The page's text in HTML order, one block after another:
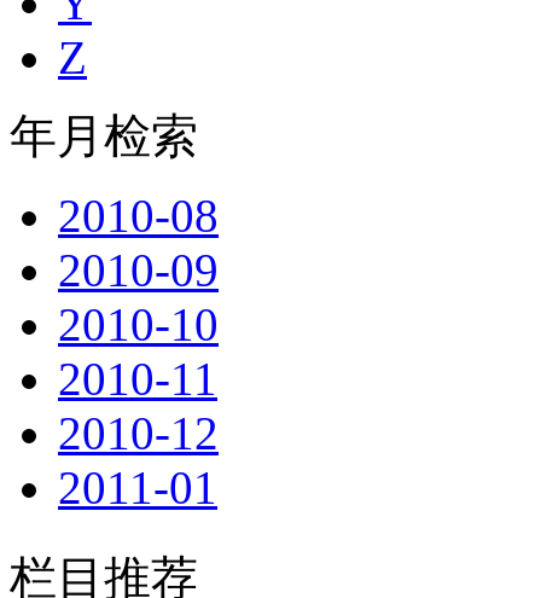
Z
年月检索
2010-08
2010-09
2010-10
2010-11
2010-12
2011-01
2011-02
栏目推荐